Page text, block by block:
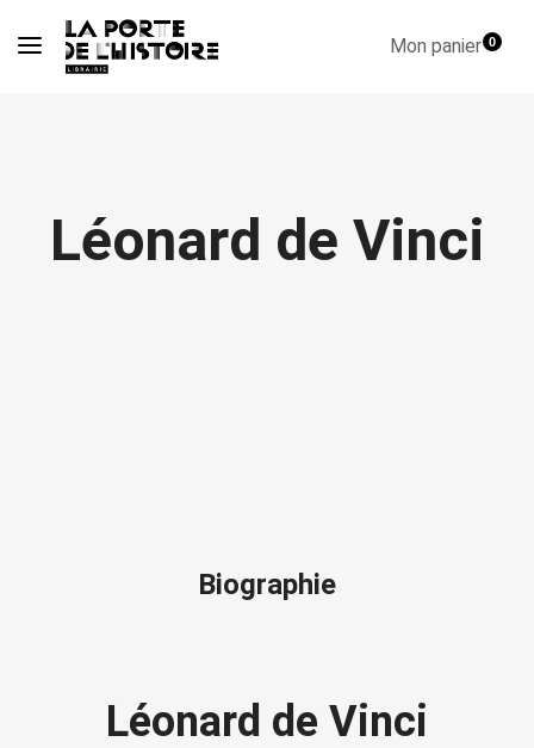
Mon panier0
Léonard de Vinci
Biographie
Léonard de Vinci